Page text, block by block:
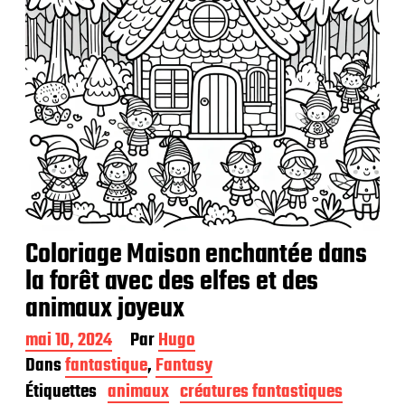
Coloriage Maison enchantée dans
la forêt avec des elfes et des
animaux joyeux
D
a
t
e
mai 10, 2024 ParHugo
Dansfantastique,Fantasy
Étiquettes animaux créatures fantastiques